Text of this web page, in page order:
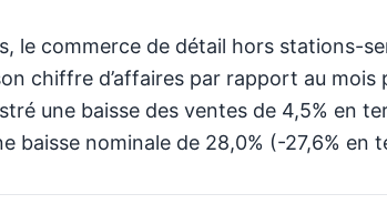
le commerce de détail hors stations-
chiffre d’affaires par rapport au
une baisse des ventes de 4,5% en
baisse nominale de 28,0% (-27,6% en